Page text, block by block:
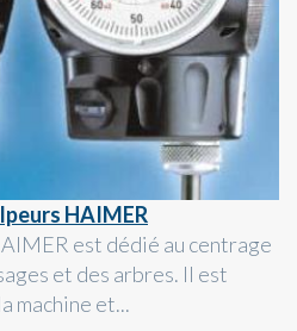
HAIMER
est dédié au centrage
et des arbres. Il est
machine et...